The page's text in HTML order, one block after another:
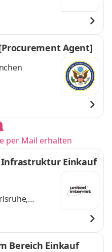
Agent]
per Mail erhalten
Einkauf
Bereich Einkauf